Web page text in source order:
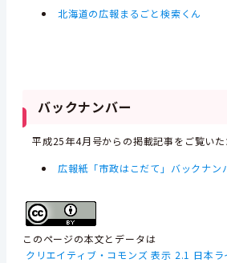
北海道の広報まるごと検索くん
バックナンバー
平成25年4月号からの掲載記事をご覧いた
広報紙「市政はこだて」バックナン
このページの本文とデータは
クリエイティブ・コモンズ 表示 2.1 日本